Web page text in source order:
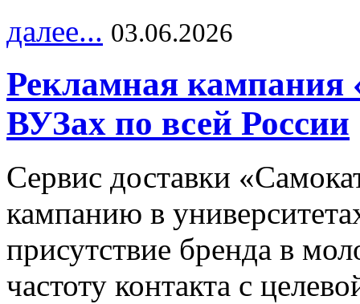
далее... 03.06.2026
Рекламная кампания
ВУЗах по всей России
Сервис доставки
кампанию в
присутствие бренда в
частоту контакта с